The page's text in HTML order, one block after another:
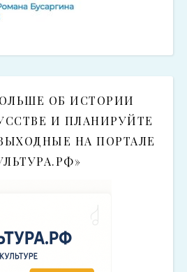
ОБ ИСТОРИИ
И ПЛАНИРУЙТЕ
НА ПОРТАЛЕ